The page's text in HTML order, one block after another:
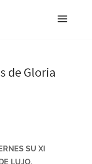
de Gloria
SU XI
LUJO,